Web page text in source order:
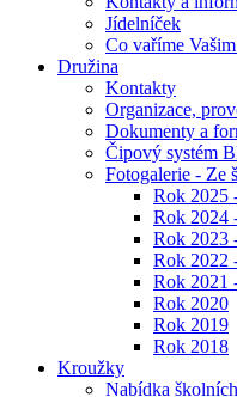
Jídelníček
Co vaříme
Družina
Kontakty
Organizace,
Dokumenty a
Čipový systém
Fotogalerie - Ze
Rok 2025
Rok 2024
Rok 2023
Rok 2022
Rok 2021
Rok 2020
Rok 2019
Rok 2018
Kroužky
Nabídka